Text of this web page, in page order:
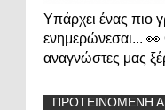
Υπάρχει ένας πιο
ενημερώνεσαι... 👀
αναγνώστες μας
ΠΡΟΤΕΙΝΟΜΕΝΗ